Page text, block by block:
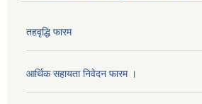
तहवृद्धि फारम
आर्थिक सहायता निवेदन फारम ।